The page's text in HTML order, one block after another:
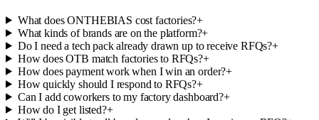
What does ONTHEBIAS cost factories?+
What kinds of brands are on the platform?+
Do I need a tech pack already drawn up to receive RFQs?+
How does OTB match factories to RFQs?+
How does payment work when I win an order?+
How quickly should I respond to RFQs?+
Can I add coworkers to my factory dashboard?+
How do I get listed?+